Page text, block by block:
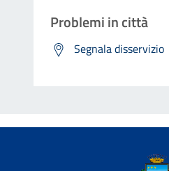
Problemi in città
Segnala disservizio